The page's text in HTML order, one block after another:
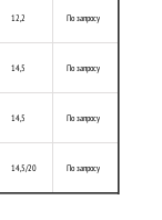
12,2 По запросу
14,5 По запросу
14,5 По запросу
14,5/20 По запросу